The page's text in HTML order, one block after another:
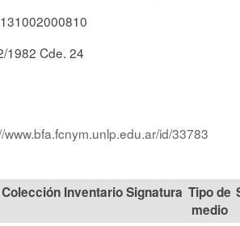
1982 Cde. 24
www.bfa.fcnym.unlp.edu.ar/id/33783
Colección Signatura Tipo de
medio